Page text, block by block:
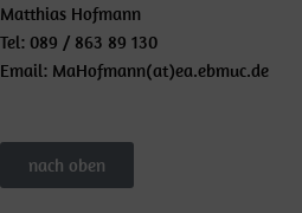
Matthias Hofmann
Tel: 089 / 863 89 130
Email: MaHofmann(at)ea.ebmuc.de
nach oben